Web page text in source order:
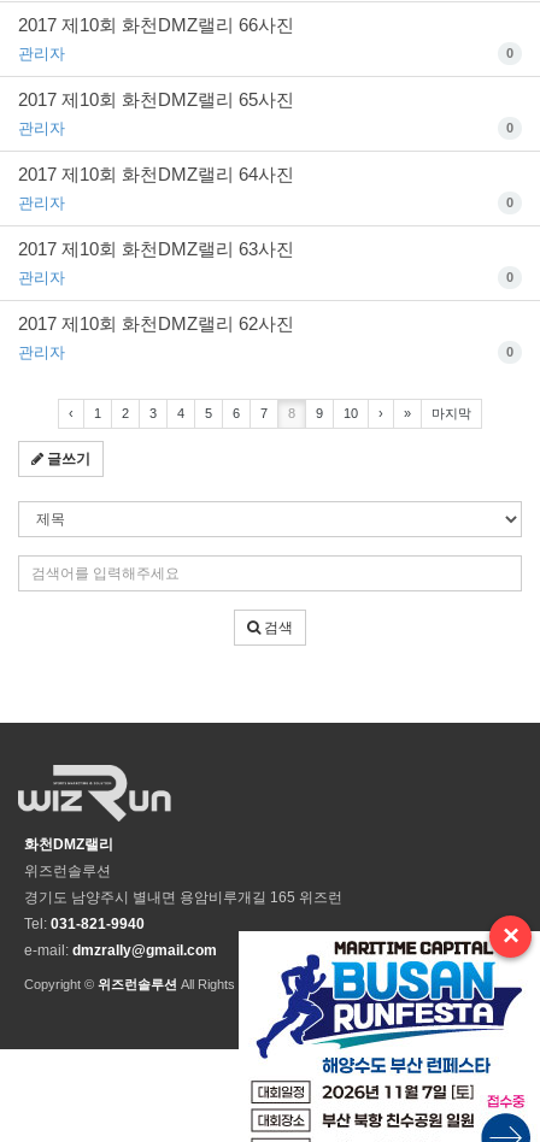
2017 제10회 화천DMZ랠리 66사진
관리자 0
2017 제10회 화천DMZ랠리 65사진
관리자 0
2017 제10회 화천DMZ랠리 64사진
관리자 0
2017 제10회 화천DMZ랠리 63사진
관리자 0
2017 제10회 화천DMZ랠리 62사진
관리자 0
‹ 1 2 3 4 5 6 7 8 9 10 › » 마지막
글쓰기
색
조
색
어
입
검색
화천DMZ랠리
위즈런솔루션
경기도 남양주시 별내면 용암비루개길 165 위즈런
Tel: 031-821-9940
e-mail: dmzrally@gmail.com
Copyright © 위즈런솔루션 All Rights Reseved.
×